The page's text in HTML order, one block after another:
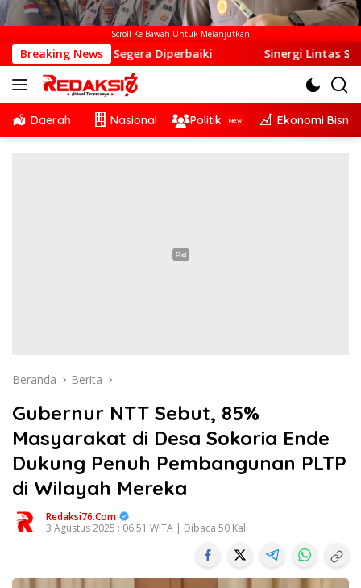
Scroll Ke Bawah Untuk Melanjutkan
Breaking News
Diperbaiki Sinergi Lintas Sektor, Satlantas
Daerah Nasional Politik Ekonomi Bisnis
Beranda Berita
Gubernur NTT Sebut, 85%
Masyarakat di Desa Sokoria Ende
Dukung Penuh Pembangunan PLTP
di Wilayah Mereka
Redaksi76.com
3 Agustus 2025 : 06:51 WITA | Dibaca 50 Kali